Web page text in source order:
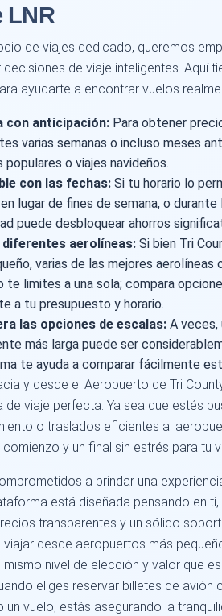
LNR
de viajes dedicado, queremos
de viaje inteligentes. Aquí
ayudarte a encontrar vuelos
con anticipación: Para obtener
varias semanas o incluso meses
populares o viajes navideños.
con las fechas: Si tu horario lo
lugar de fines de semana, o
puede desbloquear ahorros
diferentes aerolíneas: Si bien Tri
varias de las mejores
te limites a una sola; compara
a tu presupuesto y horario.
las opciones de escalas: A veces,
más larga puede ser
te ayuda a comparar fácilmente
y desde el Aeropuerto de Tri
de viaje perfecta. Ya sea que estés
o traslados eficientes al
comienzo y un final sin estrés para tu
a brindar una
está diseñada pensando en
transparentes y un sólido
viajar desde aeropuertos más
mismo nivel de elección y valor que
eliges reservar billetes de
un vuelo; estás asegurando la